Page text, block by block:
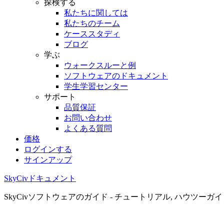
探検する
私たちに関しては
私たちのチーム
ケーススタディ
ブログ
学ぶ
ウォークスルーと例
ソフトウェアのドキュメント
学生学習センター
サポート
品質保証
お問い合わせ
よくある質問
価格
ログインする
サインアップ
SkyCivドキュメント
SkyCivソフトウェアのガイド - チュートリアル, ハウツーガ